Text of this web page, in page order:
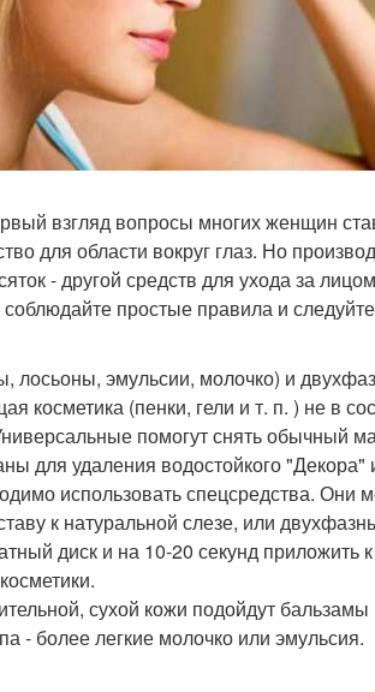
взгляд вопросы многих женщин
для области вокруг глаз. Но
- другой средств для ухода за
простые правила и
лосьоны, эмульсии, молочко) и
косметика (пенки, гели и т. п. ) не в
помогут снять обычный
для удаления водостойкого "Декора"
использовать спецсредства.
к натуральной слезе, или
диск и на 10-20 секунд приложить
сухой кожи подойдут
- более легкие молочко или эмульсия.